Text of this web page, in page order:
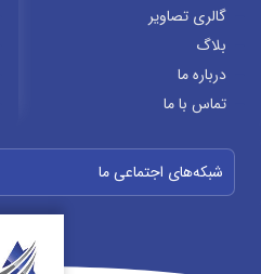
گالری تصاویر
بلاگ
درباره ما
تماس با ما
شبکه‌های اجتماعی ما